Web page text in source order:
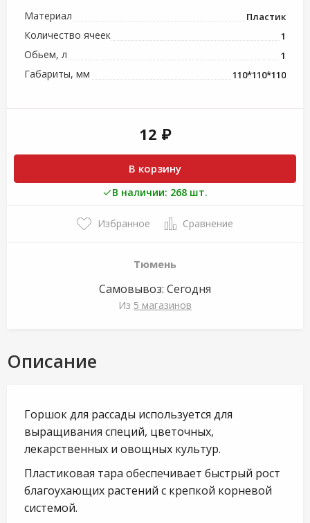
Материал Пластик
Количество ячеек 1
Обьем, л 1
Габариты, мм 110*110*110
12 ₽
В корзину
В наличии: 268 шт.
Избранное Сравнение
Тюмень
Самовывоз: Сегодня
Из 5 магазинов
Описание
Горшок для рассады используется для
выращивания специй, цветочных,
лекарственных и овощных культур.
Пластиковая тара обеспечивает быстрый рост
благоухающих растений с крепкой корневой
системой.